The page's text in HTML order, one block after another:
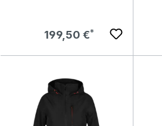
Regulärer Preis:
199,50 €